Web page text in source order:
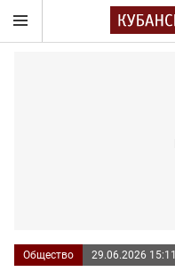
Общество 29.06.2026 15:11